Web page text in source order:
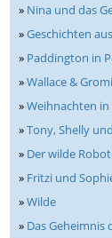
» Nina und das
»Geschichten
» Paddington in
»Wallace &
»Weihnachten in
»Tony, Shelly
» Der wilde
» Fritzi und
»Wilde
» Das Geheimnis